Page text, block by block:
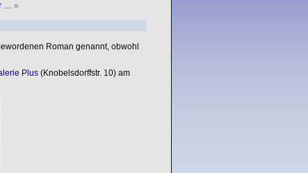
… »
Roman genannt, obwohl
Plus(Knobelsdorffstr. 10) am